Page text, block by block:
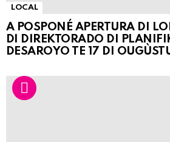
LOCAL
A POSPONÉ APERTURA DI
DI DIREKTORADO DI
DESAROYO TE 17 DI